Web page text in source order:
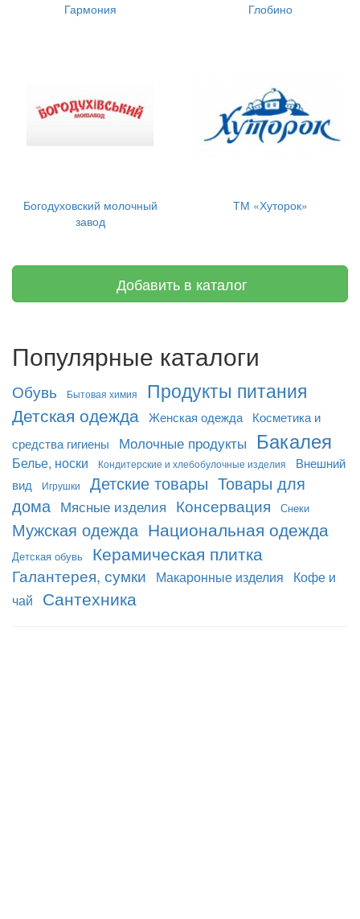
Гармония Глобино
Богодуховский молочный
завод
ТМ «Хуторок»
Добавить в каталог
Популярные каталоги
Обувь Бытовая химия Продукты питания
Детская одежда Женская одежда
Косметика и
средства гигиены
Молочные продукты Бакалея
Белье, носки Кондитерские и хлебобулочные изделия
Внешний
вид
Игрушки Детские товары Товары для
дома Мясные изделия Консервация Снеки
Мужская одежда Национальная одежда
Детская обувь Керамическая плитка
Галантерея, сумки Макаронные изделия
Кофе и
чай
Сантехника